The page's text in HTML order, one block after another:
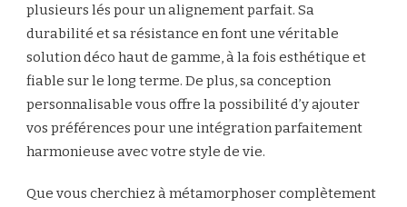
plusieurs lés pour un alignement parfait. Sa
durabilité et sa résistance en font une véritable
solution déco haut de gamme, à la fois esthétique et
fiable sur le long terme. De plus, sa conception
personnalisable vous offre la possibilité d’y ajouter
vos préférences pour une intégration parfaitement
harmonieuse avec votre style de vie.
Que vous cherchiez à métamorphoser complètement